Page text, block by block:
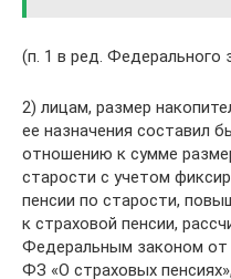
(п. 1 в ред. Федерального
2) лицам, размер
ее назначения составил
отношению к сумме
старости с учетом
пенсии по старости,
к страховой пенсии,
Федеральным законом от
ФЗ «О страховых